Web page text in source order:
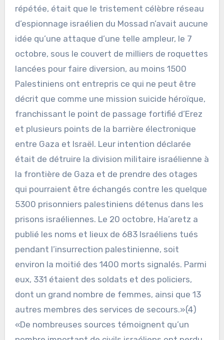
répétée, était que le tristement célèbre réseau
d’espionnage israélien du Mossad n’avait aucune
idée qu’une attaque d’une telle ampleur, le 7
octobre, sous le couvert de milliers de roquettes
lancées pour faire diversion, au moins 1500
Palestiniens ont entrepris ce qui ne peut être
décrit que comme une mission suicide héroïque,
franchissant le point de passage fortifié d’Erez
et plusieurs points de la barrière électronique
entre Gaza et Israël. Leur intention déclarée
était de détruire la division militaire israélienne à
la frontière de Gaza et de prendre des otages
qui pourraient être échangés contre les quelque
5300 prisonniers palestiniens détenus dans les
prisons israéliennes. Le 20 octobre, Ha’aretz a
publié les noms et lieux de 683 Israéliens tués
pendant l’insurrection palestinienne, soit
environ la moitié des 1400 morts signalés. Parmi
eux, 331 étaient des soldats et des policiers,
dont un grand nombre de femmes, ainsi que 13
autres membres des services de secours.»(4)
«De nombreuses sources témoignent qu’un